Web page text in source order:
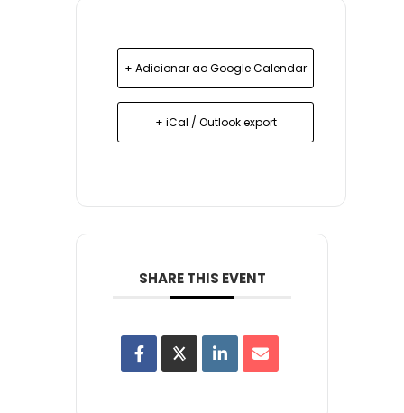
+ Adicionar ao Google Calendar
+ iCal / Outlook export
SHARE THIS EVENT